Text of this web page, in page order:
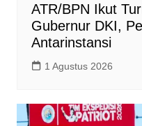
ATR/BPN Ikut
Gubernur DKI,
Antarinstansi
1 Agustus 2026